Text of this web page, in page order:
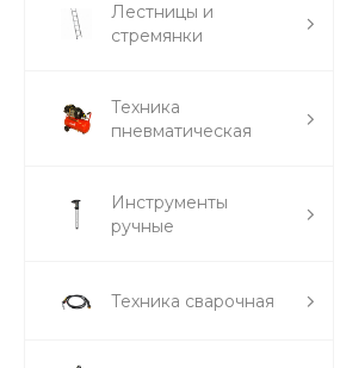
Лестницы и
стремянки
Техника
пневматическая
Инструменты
ручные
Техника сварочная